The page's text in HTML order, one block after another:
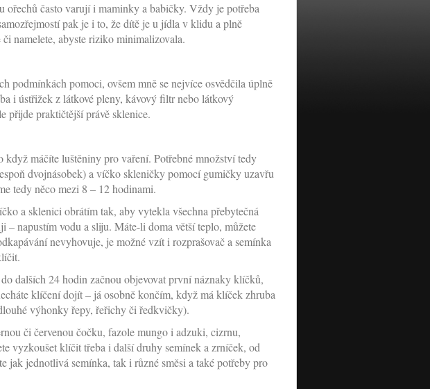
často varují i maminky a babičky. Vždy je potřeba
pak je i to, že dítě je u jídla v klidu a plně
namelete, abyste riziko minimalizovala.
podmínkách pomoci, ovšem mně se nejvíce osvědčila úplně
i ústřižek z látkové pleny, kávový filtr nebo látkový
přijde praktičtější právě sklenice.
máčíte luštěniny pro vaření. Potřebné množství tedy
dvojnásobek) a víčko skleničky pomocí gumičky uzavřu
tedy něco mezi 8 – 12 hodinami.
a sklenici obrátím tak, aby vytekla všechna přebytečná
– napustím vodu a sliju. Máte-li doma větší teplo, můžete
nevyhovuje, je možné vzít i rozprašovač a semínka
dalších 24 hodin začnou objevovat první náznaky klíčků,
klíčení dojít – já osobně končím, když má klíček zhruba
výhonky řepy, řeřichy či ředkvičky).
či červenou čočku, fazole mungo i adzuki, cizrnu,
vyzkoušet klíčit třeba i další druhy semínek a zrníček, od
jak jednotlivá semínka, tak i různé směsi a také potřeby pro